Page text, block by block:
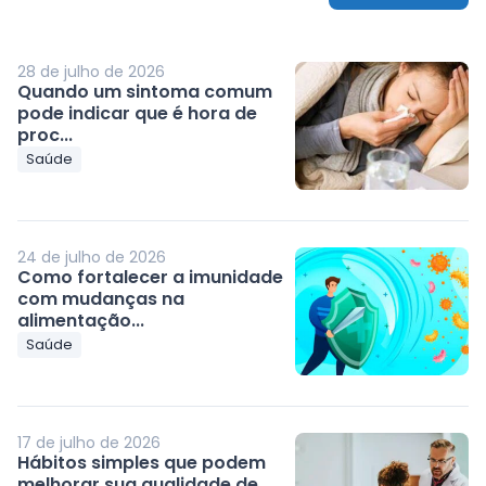
28 de julho de 2026
Quando um sintoma comum
pode indicar que é hora de
proc...
Saúde
24 de julho de 2026
Como fortalecer a imunidade
com mudanças na
alimentação...
Saúde
17 de julho de 2026
Hábitos simples que podem